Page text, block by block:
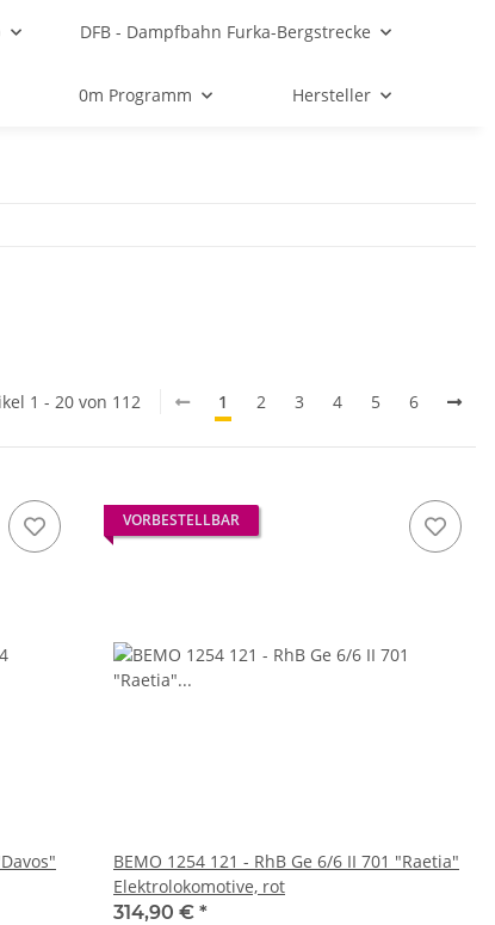
DFB - Dampfbahn Furka-Bergstrecke
0m Programm Hersteller
1 - 20 von 112 1 2 3 4 5 6
VORBESTELLBAR
BEMO 1254 121 - RhB Ge 6/6 II 701 "Raetia"
Elektrolokomotive, rot
314,90 € *